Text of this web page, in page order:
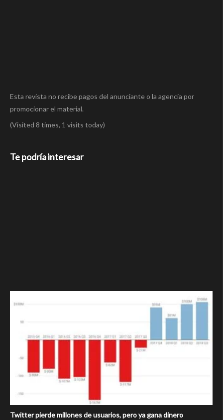
Esta revista no recibe pagos del anunciante o la agencia por
promocionar el material.
(Visited 8 times, 1 visits today)
Te podría interesar
Twitter pierde millones de usuarios, pero ya gana dinero